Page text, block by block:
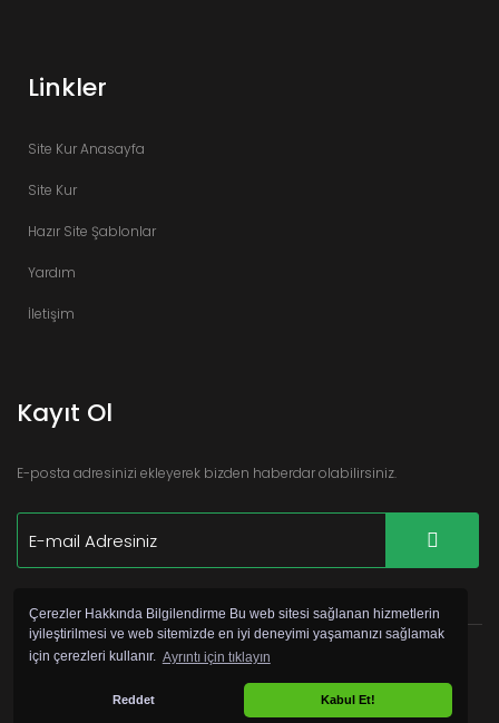
Çerezler Hakkında Bilgilendirme Bu web sitesi sağlanan hizmetlerin
iyileştirilmesi ve web sitemizde en iyi deneyimi yaşamanızı sağlamak
için çerezleri kullanır. Ayrıntı için tıklayın
Reddet Kabul Et!
Linkler
Site Kur Anasayfa
Site Kur
Hazır Site Şablonlar
Yardım
İletişim
Kayıt Ol
E-posta adresinizi ekleyerek bizden haberdar olabilirsiniz.
© Copyright 2017 Hazır Site Pro by